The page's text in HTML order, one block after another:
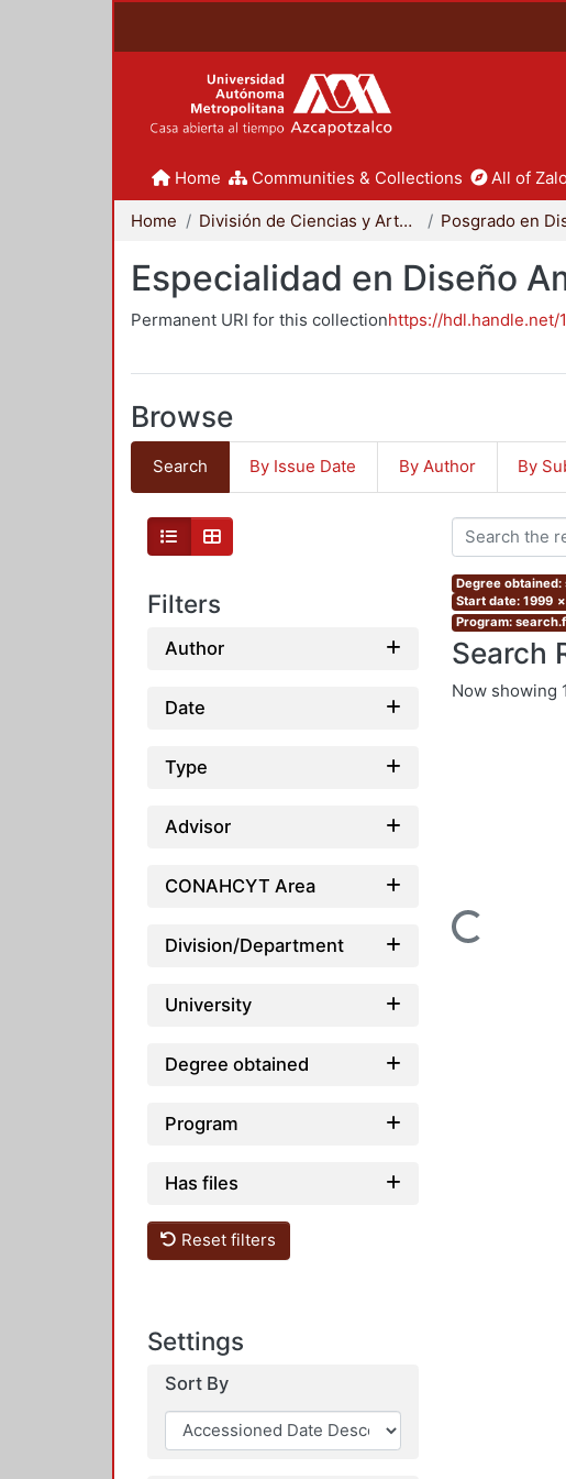
Home Communities & Collections All of
Home División de Ciencias y Artes para el Diseño Posgrado en
Especialidad en Diseño
Permanent URI for this collectionhttps://hdl.handle.net/
Browse
Search By Issue Date By Author By
Filters
Author
Date
Type
Advisor
CONAHCYT Area
Division/Department
University
Degree obtained
Program
Has files
Reset filters
Settings
Sort By
Degree
Start date: 1999 ×
Program:
Search
Now showing
Loading...